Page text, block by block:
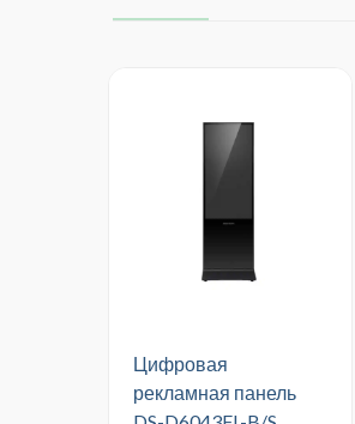
Цифровая
рекламная панель